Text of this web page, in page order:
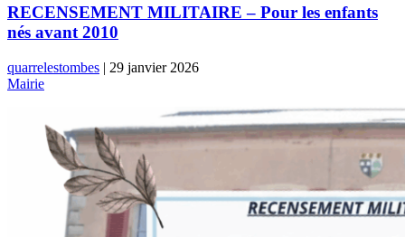
RECENSEMENT MILITAIRE – Pour les enfants
nés avant 2010
quarrelestombes | 29 janvier 2026
Mairie